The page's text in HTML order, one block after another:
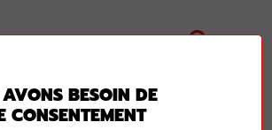
77 BESOIN DE
CONSENTEMENT